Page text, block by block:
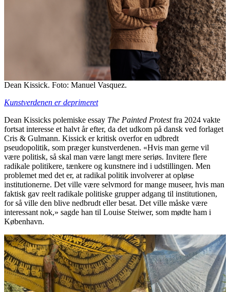
Dean Kissick. Foto: Manuel Vasquez.
Kunstverdenen er deprimeret
Dean Kissicks polemiske essay The Painted Protestfra 2024 vakte
fortsat interesse et halvt år efter, da det udkom på dansk ved forlaget
Cris & Gulmann. Kissick er kritisk overfor en udbredt
pseudopolitik, som præger kunstverdenen. «Hvis man gerne vil
være politisk, så skal man være langt mere seriøs. Invitere flere
radikale politikere, tænkere og kunstnere ind i udstillingen. Men
problemet med det er, at radikal politik involverer at opløse
institutionerne. Det ville være selvmord for mange museer, hvis man
faktisk gav reelt radikale politiske grupper adgang til institutionen,
for så ville den blive nedbrudt eller besat. Det ville måske være
interessant nok,» sagde han til Louise Steiwer, som mødte ham i
København.